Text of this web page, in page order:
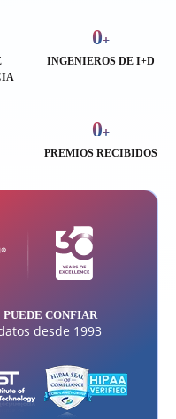
0+
INGENIEROS DE I+D
0+
PREMIOS RECIBIDOS
CONFIAR
desde 1993